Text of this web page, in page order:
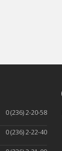
0 (236) 2-20-58
0 (236) 2-22-40